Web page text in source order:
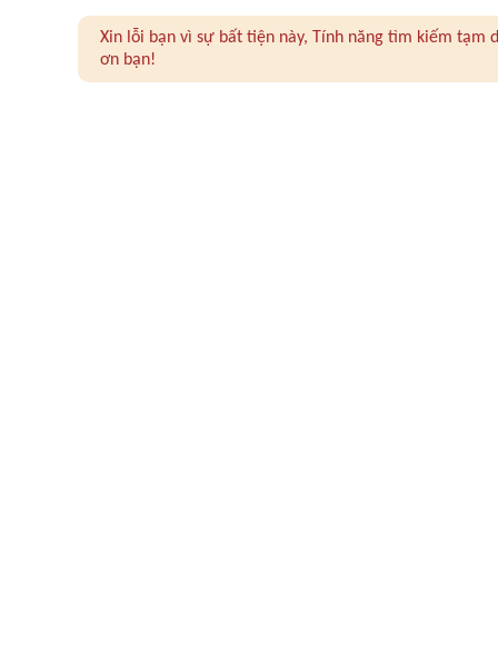
Xin lỗi bạn vì sự bất tiện này, Tính năng tìm kiếm
ơn bạn!